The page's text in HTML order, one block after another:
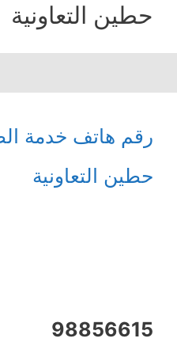
حطين التعاونية
رقم هاتف خدمة
حطين التعاونية
98856615